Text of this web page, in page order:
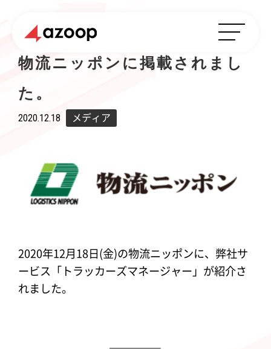
物流ニッポンに掲載されまし
た。
2020.12.18 メディア
2020年12月18日(金)の物流ニッポンに、弊社サ
ービス「トラッカーズマネージャー」が紹介さ
れました。